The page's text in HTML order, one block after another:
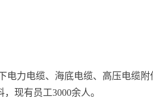
电力电缆、海底电缆、高压电缆
现有员工3000余人。